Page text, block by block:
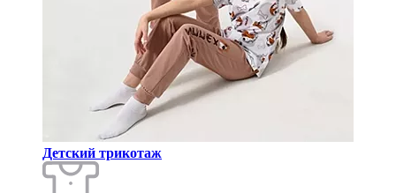
Детский трикотаж